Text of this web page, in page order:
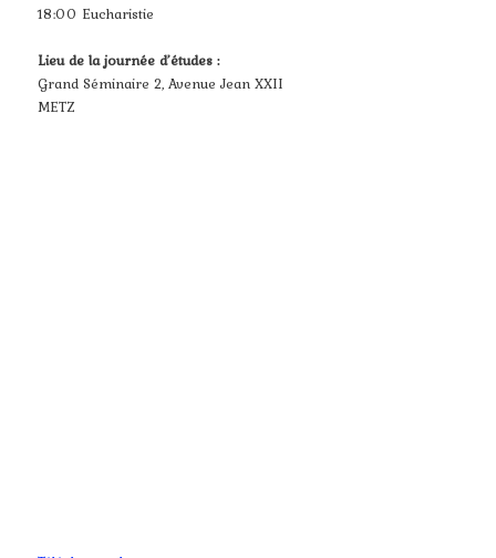
18:00 Eucharistie
Lieu de la journée d’études :
Grand Séminaire 2, Avenue Jean XXII
METZ